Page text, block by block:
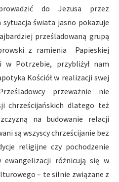
do Jezusa przez
sytuacja świata jasno pokazuje
prześladowaną grupą
z ramienia Papieskiej
w Potrzebie, przybliżył nam
Kościół w realizacji swej
przeważnie nie
chrześcijańskich dlatego też
na budowanie relacji
są wszyscy chrześcijanie bez
religijne czy pochodzenie
różnicują się w
– te silnie związane z